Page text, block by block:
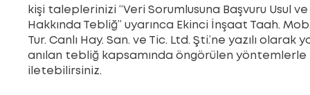
kişi taleplerinizi “Veri Sorumlusuna Başvuru Usul ve
Hakkında Tebliğ” uyarınca Ekinci İnşaat Taah.
Tur. Canlı Hay. San. ve Tic. Ltd. Şti.’ne yazılı olarak
anılan tebliğ kapsamında öngörülen yöntemlerle
iletebilirsiniz.